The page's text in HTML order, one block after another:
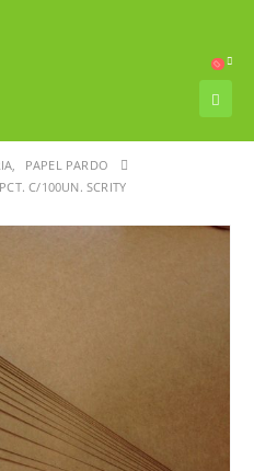
,
PAPEL PARDO
C/100UN. SCRITY